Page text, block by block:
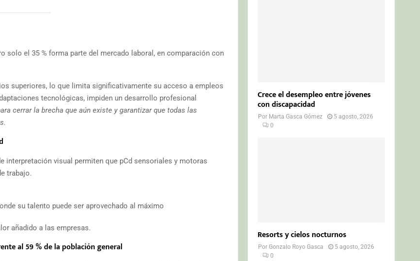
solo el 35 % forma parte del mercado laboral, en comparación con
superiores, lo que limita significativamente su acceso a empleos
tecnológicas, impiden un desarrollo profesional
cerrar la brecha que aún existe y garantizar que todas las
visual permiten que pCd sensoriales y motoras
trabajo.
su talento puede ser aprovechado al máximo
añadido a las empresas.
al 59 % de la población general
Crece el desempleo entre jóvenes
con discapacidad
Por Marta Gasca Gómez
5 agosto, 2026
0
Resorts y cielos nocturnos
PorGonzalo Royo Gasca
5 agosto, 2026
0